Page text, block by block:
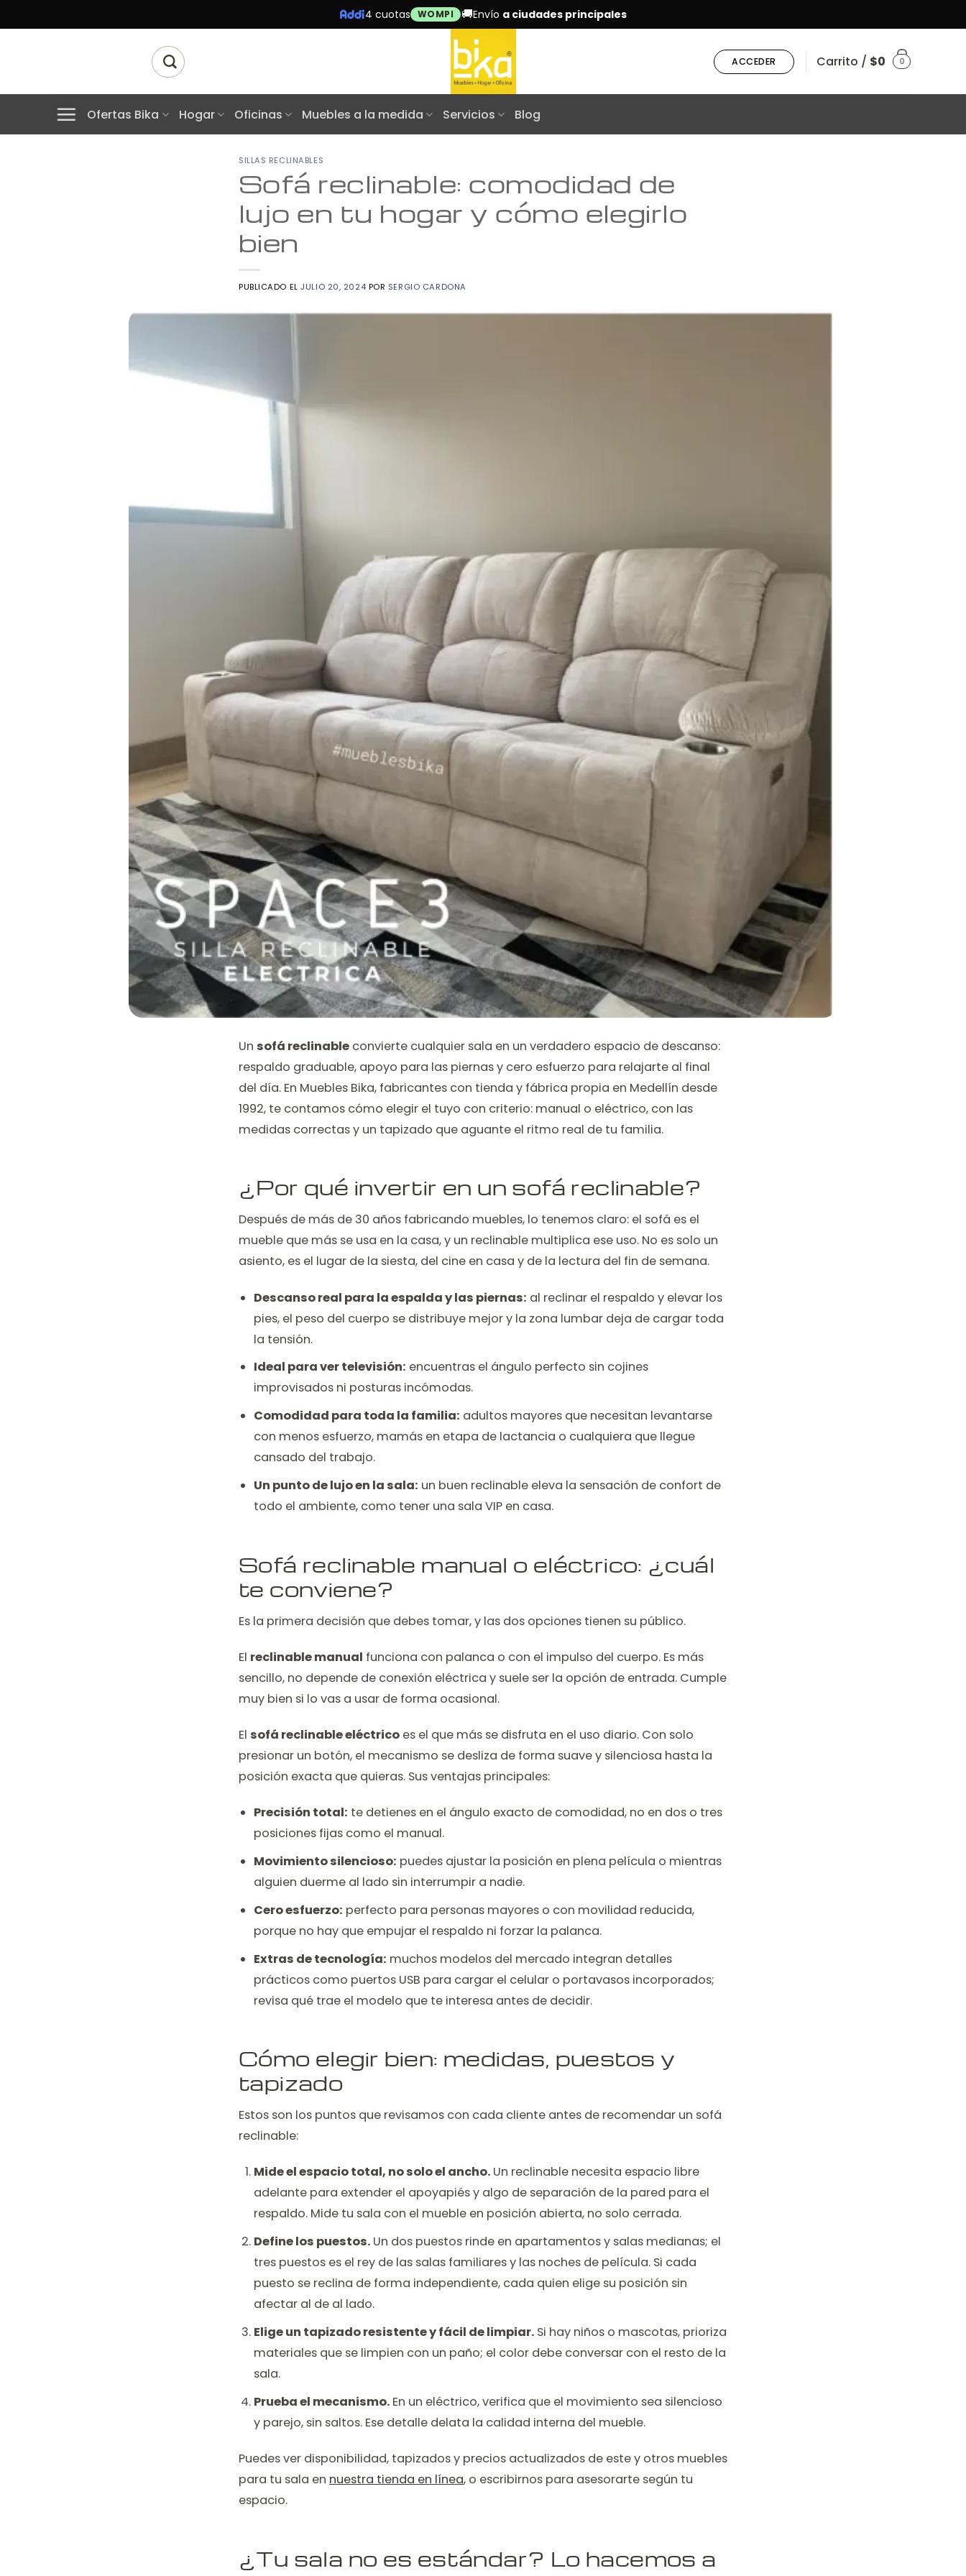
to
4 cuotas WOMPI 🚚Envío a ciudades principales
Buscar
ACCEDER Carrito / $0 0
Ofertas Bika Hogar Oficinas Muebles a la medida Servicios Blog
SILLAS RECLINABLES
Sofá reclinable: comodidad de
lujo en tu hogar y cómo elegirlo
bien
PUBLICADO ELJULIO 20, 2024 POR SERGIO CARDONA
Un sofá reclinable convierte cualquier sala en un verdadero espacio de descanso:
respaldo graduable, apoyo para las piernas y cero esfuerzo para relajarte al final
del día. En Muebles Bika, fabricantes con tienda y fábrica propia en Medellín desde
1992, te contamos cómo elegir el tuyo con criterio: manual o eléctrico, con las
medidas correctas y un tapizado que aguante el ritmo real de tu familia.
¿Por qué invertir en un sofá reclinable?
Después de más de 30 años fabricando muebles, lo tenemos claro: el sofá es el
mueble que más se usa en la casa, y un reclinable multiplica ese uso. No es solo un
asiento, es el lugar de la siesta, del cine en casa y de la lectura del fin de semana.
Descanso real para la espalda y las piernas: al reclinar el respaldo y elevar los
pies, el peso del cuerpo se distribuye mejor y la zona lumbar deja de cargar toda
la tensión.
Ideal para ver televisión: encuentras el ángulo perfecto sin cojines
improvisados ni posturas incómodas.
Comodidad para toda la familia: adultos mayores que necesitan levantarse
con menos esfuerzo, mamás en etapa de lactancia o cualquiera que llegue
cansado del trabajo.
Un punto de lujo en la sala: un buen reclinable eleva la sensación de confort de
todo el ambiente, como tener una sala VIP en casa.
Sofá reclinable manual o eléctrico: ¿cuál
te conviene?
Es la primera decisión que debes tomar, y las dos opciones tienen su público.
El reclinable manual funciona con palanca o con el impulso del cuerpo. Es más
sencillo, no depende de conexión eléctrica y suele ser la opción de entrada. Cumple
muy bien si lo vas a usar de forma ocasional.
El sofá reclinable eléctrico es el que más se disfruta en el uso diario. Con solo
presionar un botón, el mecanismo se desliza de forma suave y silenciosa hasta la
posición exacta que quieras. Sus ventajas principales:
Precisión total: te detienes en el ángulo exacto de comodidad, no en dos o tres
posiciones fijas como el manual.
Movimiento silencioso: puedes ajustar la posición en plena película o mientras
alguien duerme al lado sin interrumpir a nadie.
Cero esfuerzo: perfecto para personas mayores o con movilidad reducida,
porque no hay que empujar el respaldo ni forzar la palanca.
Extras de tecnología: muchos modelos del mercado integran detalles
prácticos como puertos USB para cargar el celular o portavasos incorporados;
revisa qué trae el modelo que te interesa antes de decidir.
Cómo elegir bien: medidas, puestos y
tapizado
Estos son los puntos que revisamos con cada cliente antes de recomendar un sofá
reclinable:
Mide el espacio total, no solo el ancho. Un reclinable necesita espacio libre
adelante para extender el apoyapiés y algo de separación de la pared para el
respaldo. Mide tu sala con el mueble en posición abierta, no solo cerrada.
Define los puestos. Un dos puestos rinde en apartamentos y salas medianas; el
tres puestos es el rey de las salas familiares y las noches de película. Si cada
puesto se reclina de forma independiente, cada quien elige su posición sin
afectar al de al lado.
Elige un tapizado resistente y fácil de limpiar. Si hay niños o mascotas, prioriza
materiales que se limpien con un paño; el color debe conversar con el resto de la
sala.
Prueba el mecanismo. En un eléctrico, verifica que el movimiento sea silencioso
y parejo, sin saltos. Ese detalle delata la calidad interna del mueble.
Puedes ver disponibilidad, tapizados y precios actualizados de este y otros muebles
para tu sala en nuestra tienda en línea, o escribirnos para asesorarte según tu
espacio.
¿Tu sala no es estándar? Lo hacemos a